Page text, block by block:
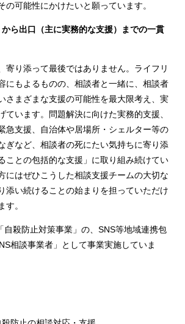
の可能性にかけたいと願っています。
から出口（主に実務的な支援）までの一貫
寄り添って最後ではありません。ライフリ
にもよるものの、相談者と一緒に、相談者
さまざまな支援の可能性を最大限考え、実
ています。問題解決に向けた実務的支援、
急支援、自治体や居場所・シェルター等の
ぎなど、相談者の死にたい気持ちに寄り添
ことの包括的な支援」に取り組み続けてい
にはぜひこうした相談支援チームの大切な
添い続けることの始まりを担っていただけ
す。
防止対策事業」の、SNS等地域連携包
相談事業者」として事業実施していま